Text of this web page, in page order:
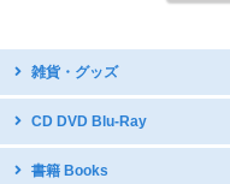
雑貨・グッズ
台湾デザイン
開運グッズ
台湾のお守り
CD DVD Blu-Ray
台湾原住民語CD・DVD
書籍 Books